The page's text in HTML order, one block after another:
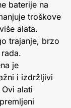
baterije na
troškove
alata.
trajanje, brzo
je
i izdržljivi
alati